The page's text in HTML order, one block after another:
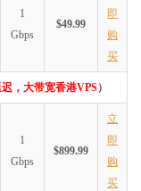
1
Gbps
$49.99
即
购
买
，大带宽香港VPS）
1
Gbps
$899.99
立
即
购
买